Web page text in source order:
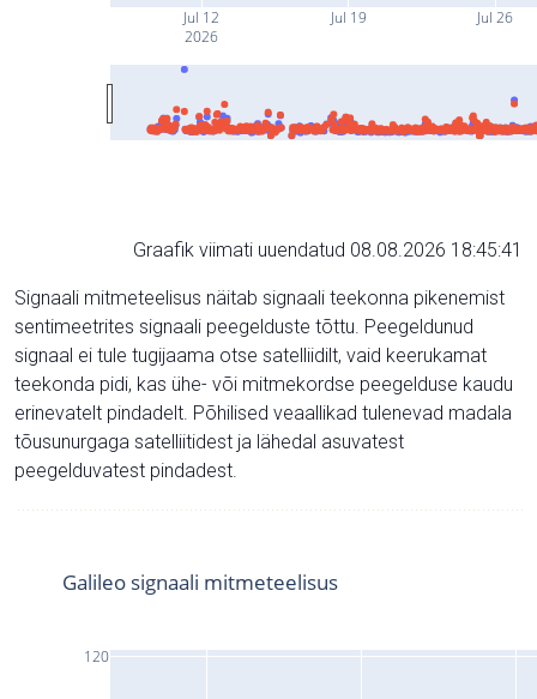
Jul 12
2026
Jul 19 Jul 26
Graafik viimati uuendatud 08.08.2026 18:45:41
Signaali mitmeteelisus näitab signaali teekonna pikenemist
sentimeetrites signaali peegelduste tõttu. Peegeldunud
signaal ei tule tugijaama otse satelliidilt, vaid keerukamat
teekonda pidi, kas ühe- või mitmekordse peegelduse kaudu
erinevatelt pindadelt. Põhilised veaallikad tulenevad madala
tõusunurgaga satelliitidest ja lähedal asuvatest
peegelduvatest pindadest.
120
Galileo signaali mitmeteelisus